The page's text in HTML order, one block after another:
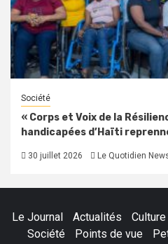
Société
« Corps et Voix de la
handicapées d’Haïti
30 juillet 2026 Le Quotidien
Le Journal Actualités Culture
Société
Points de vue